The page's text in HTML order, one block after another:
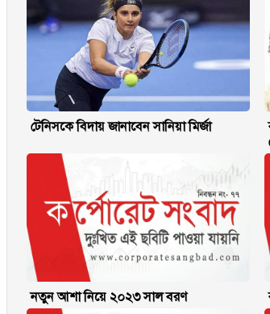
টেনিসকে বিদায় জানাবেন সানিয়া মির্জা
নতুন আশা নিয়ে ২০২৩ সাল বরণ